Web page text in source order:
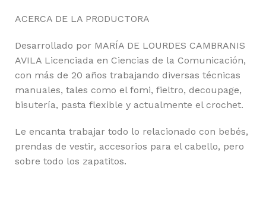
ACERCA DE LA PRODUCTORA
Desarrollado por MARÍA DE LOURDES CAMBRANIS
AVILA Licenciada en Ciencias de la Comunicación,
con más de 20 años trabajando diversas técnicas
manuales, tales como el fomi, fieltro, decoupage,
bisutería, pasta flexible y actualmente el crochet.
Le encanta trabajar todo lo relacionado con bebés,
prendas de vestir, accesorios para el cabello, pero
sobre todo los zapatitos.